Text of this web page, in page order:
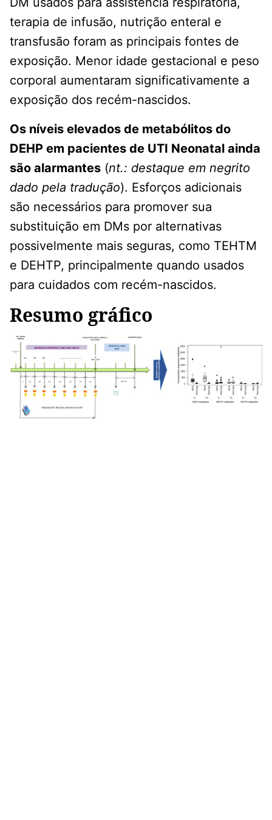
terapia de infusão, nutrição enteral e
transfusão foram as principais fontes de
exposição. Menor idade gestacional e peso
corporal aumentaram significativamente a
exposição dos recém-nascidos.
Os níveis elevados de metabólitos do
DEHP em pacientes de UTI Neonatal ainda
são alarmantes (nt.: destaque em negrito
dado pela tradução). Esforços adicionais
são necessários para promover sua
substituição em DMs por alternativas
possivelmente mais seguras, como TEHTM
e DEHTP, principalmente quando usados ​​
para cuidados com recém-nascidos.
Resumo gráfico